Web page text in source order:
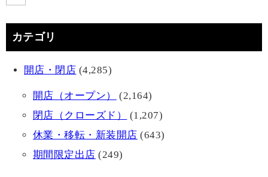
カテゴリ
開店・閉店 (4,285)
開店（オープン）
(2,164)
閉店（クローズド）
(1,207)
休業・移転・新装開店 (643)
期間限定出店 (249)